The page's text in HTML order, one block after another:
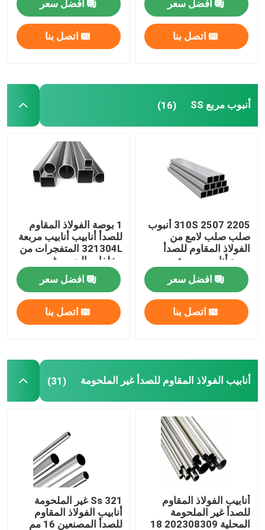
أنابيب سبائك الصلب
لفائف الصلب المجلفن
أنبوب فولاذي مجلفن
لفائف الصلب الكربوني
لفائف
افضل سعر
اتصل بنا
لفائف 202
افضل سعر
اتصل بنا
أنبوب مربع SS (16)
2205 2507 310S أنبوب
صلب صلب لامع من
الفولاذ المقاوم للصدأ
مورد أنابيب مربعة
2013030304L 316
316L
افضل سعر
اتصل بنا
1 بوصة الفولاذ المقاوم
للصدأ أنابيب أنابيب مربعة
321304L المتفجرات من
مخلفات الحرب غير
الملحومة 316l 310s 0.4
مم
افضل سعر
اتصل بنا
أنابيب الفولاذ المقاوم للصدأ غير الملحومة (31)
أنابيب الفولاذ المقاوم
للصدأ غير الملحومة
المحلية 202308309 18
Ss 321 غير الملحومة
أنابيب الفولاذ المقاوم
للصدأ المصنعين 16 مم